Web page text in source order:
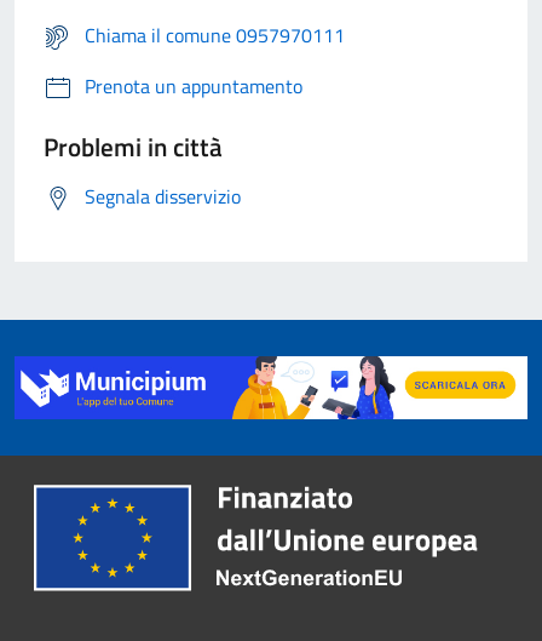
Chiama il comune 0957970111
Prenota un appuntamento
Problemi in città
Segnala disservizio